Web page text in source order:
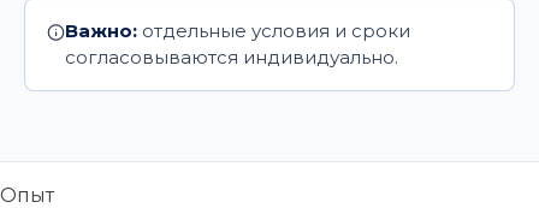
Важно: отдельные условия и сроки
согласовываются индивидуально.
Опыт